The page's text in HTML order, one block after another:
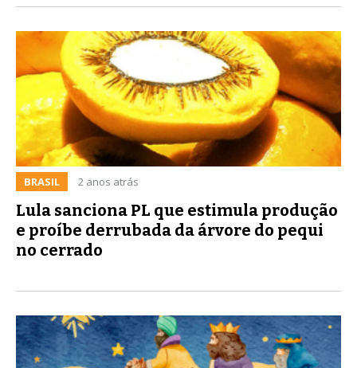
BRASIL 2 anos atrás
Lula sanciona PL que estimula produção
e proíbe derrubada da árvore do pequi
no cerrado